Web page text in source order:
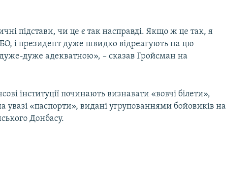
підстави, чи це є так насправді. Якщо ж це так, я
і президент дуже швидко відреагують на цю
дуже-дуже адекватною», – сказав Гройсман на
інституції починають визнавати «вовчі білети»,
«паспорти», видані угрупованнями бойовиків на
Донбасу.